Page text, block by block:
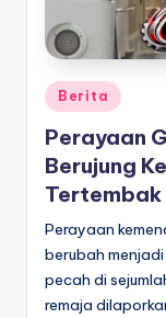
Posted
in
Berita
Perayaan
Berujung
Perayaan
berubah
pecah di
remaja